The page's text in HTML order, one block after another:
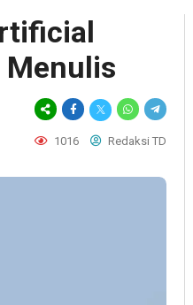
1016 Redaksi TD